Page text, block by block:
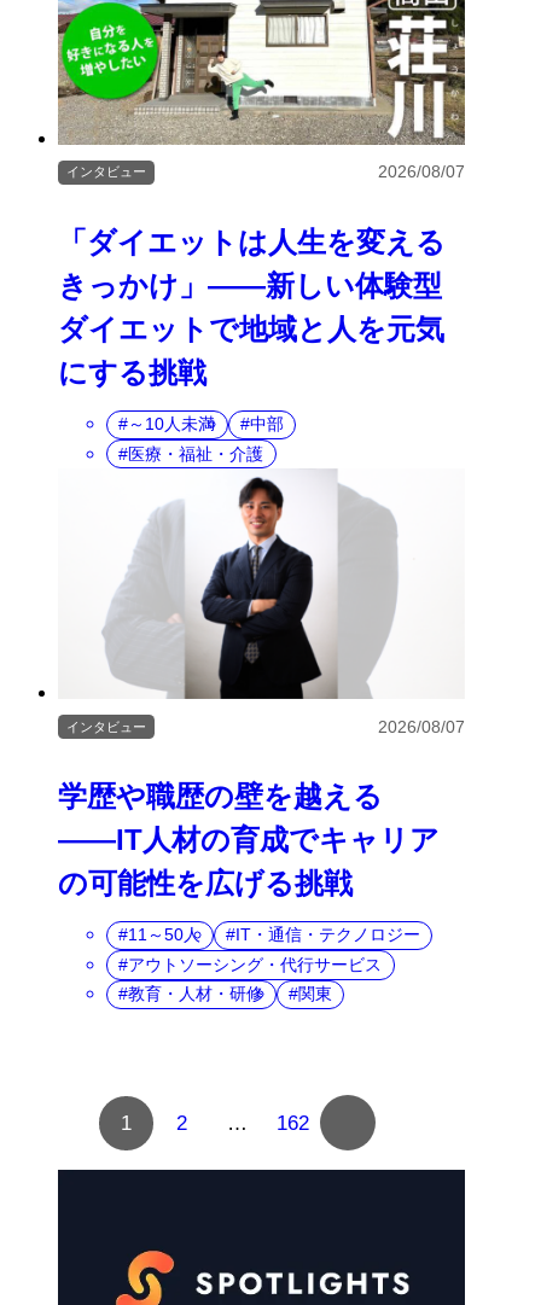
「ダイエットは人生を変える
きっかけ」――新しい体験型
ダイエットで地域と人を元気
にする挑戦
インタビュー 2026/08/07
～10人未満
中部
医療・福祉・介護
学歴や職歴の壁を越える
――IT人材の育成でキャリア
の可能性を広げる挑戦
インタビュー 2026/08/07
11～50人
IT・通信・テクノロジー
アウトソーシング・代行サービス
教育・人材・研修
関東
1 2 … 162